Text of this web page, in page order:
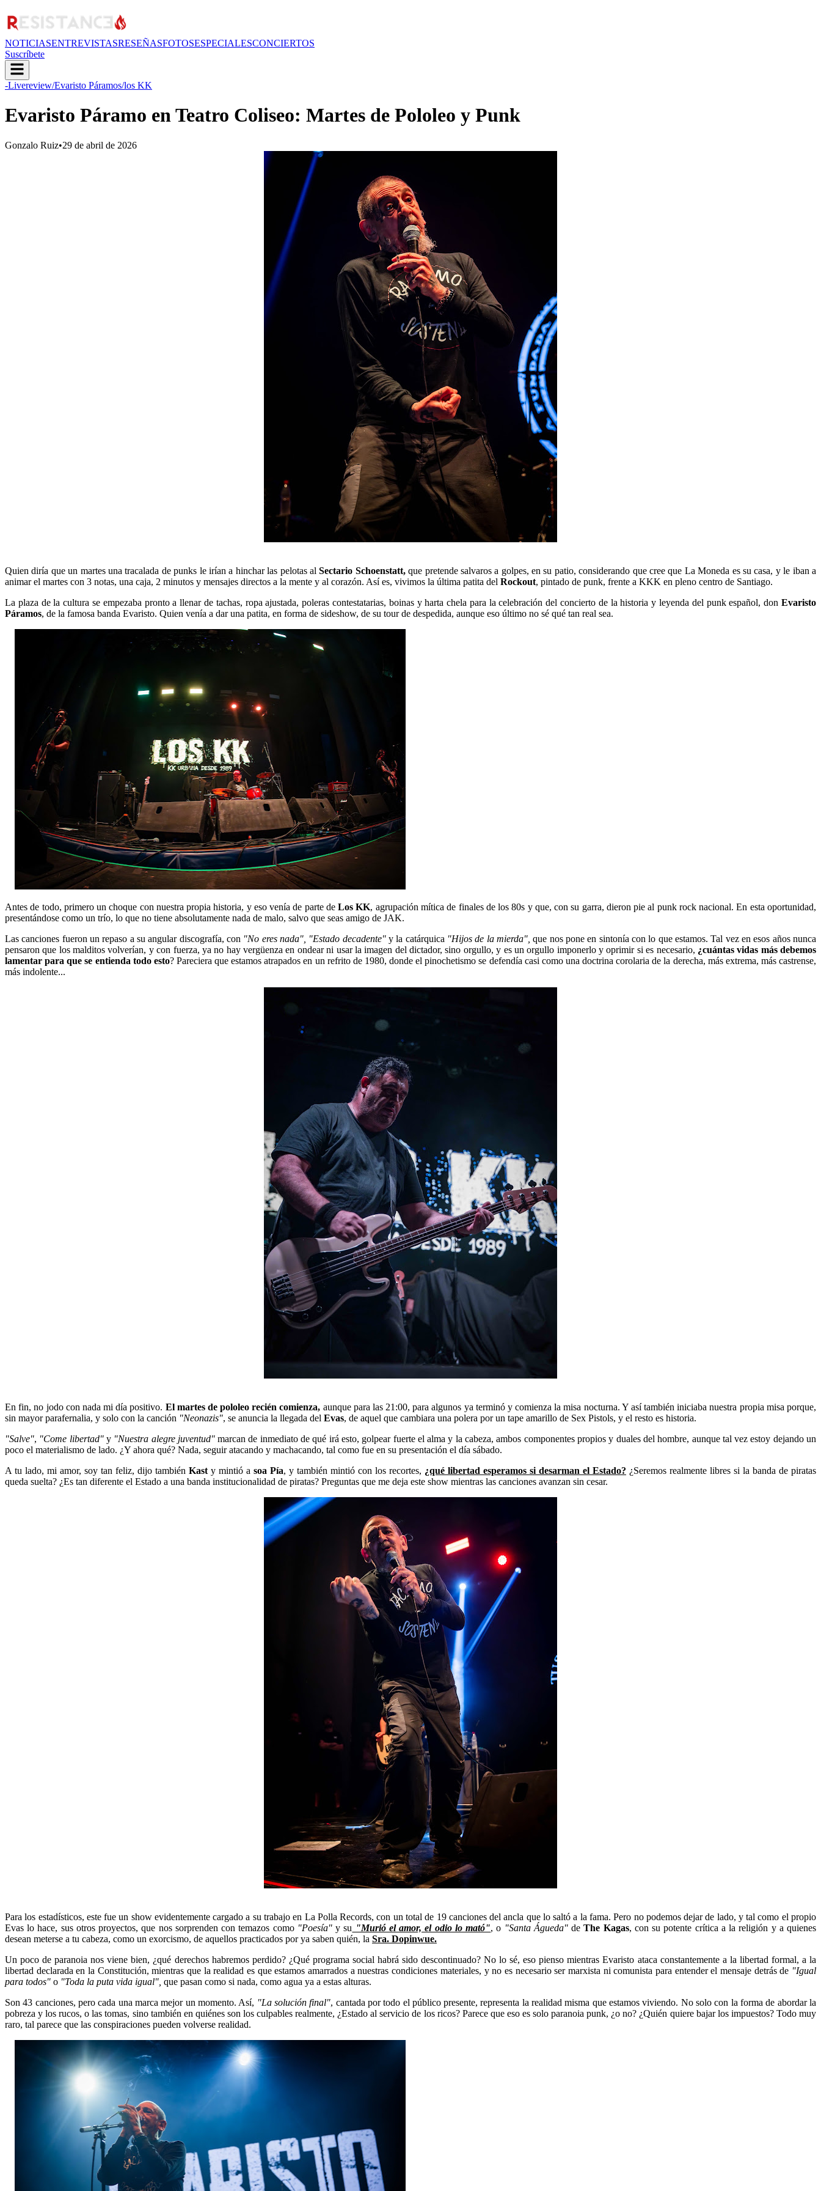
NOTICIASENTREVISTASRESEÑASFOTOSESPECIALESCONCIERTOS
Suscríbete
-Livereview/Evaristo Páramos/los KK
Evaristo Páramo en Teatro Coliseo: Martes de Pololeo y Punk
Gonzalo Ruiz•29 de abril de 2026
Quien diría que un martes una tracalada de punks le irían a hinchar las pelotas alSectario Schoenstatt,que pretende salvaros a golpes, en su patio, considerando que cree que La Moneda es su casa, y le iban a
animar el martes con 3 notas, una caja, 2 minutos y mensajes directos a la mente y al corazón. Así es, vivimos la última patita del Rockout, pintado de punk, frente a KKK en pleno centro de Santiago.
La plaza de la cultura se empezaba pronto a llenar de tachas, ropa ajustada, poleras contestatarias, boinas y harta chela para la celebración del concierto de la historia y leyenda del punk español, don Evaristo
Páramos, de la famosa banda Evaristo. Quien venía a dar una patita, en forma de sideshow, de su tour de despedida, aunque eso último no sé qué tan real sea.
Antes de todo, primero un choque con nuestra propia historia, y eso venía de parte deLos KK, agrupación mítica de finales de los 80s y que, con su garra, dieron pie al punk rock nacional. En esta oportunidad,
presentándose como un trío, lo que no tiene absolutamente nada de malo, salvo que seas amigo de JAK.
Las canciones fueron un repaso a su angular discografía, con "No eres nada", "Estado decadente"y la catárquica "Hijos de la mierda",que nos pone en sintonía con lo que estamos. Tal vez en esos años nunca
pensaron que los malditos volverían, y con fuerza, ya no hay vergüenza en ondear ni usar la imagen del dictador, sino orgullo, y es un orgullo imponerlo y oprimir si es necesario, ¿cuántas vidas más debemos
lamentar para que se entienda todo esto? Pareciera que estamos atrapados en un refrito de 1980, donde el pinochetismo se defendía casi como una doctrina corolaria de la derecha, más extrema, más castrense,
más indolente...
En fin, no jodo con nada mi día positivo. El martes de pololeo recién comienza, aunque para las 21:00, para algunos ya terminó y comienza la misa nocturna. Y así también iniciaba nuestra propia misa porque,
sin mayor parafernalia, y solo con la canción "Neonazis", se anuncia la llegada del Evas, de aquel que cambiara una polera por un tape amarillo de Sex Pistols, y el resto es historia.
"Salve", "Come libertad" y"Nuestra alegre juventud"marcan de inmediato de qué irá esto, golpear fuerte el alma y la cabeza, ambos componentes propios y duales del hombre, aunque tal vez estoy dejando un
poco el materialismo de lado. ¿Y ahora qué? Nada, seguir atacando y machacando, tal como fue en su presentación el día sábado.
A tu lado, mi amor, soy tan feliz, dijo también Kast y mintió a soa Pía, y también mintió con los recortes, ¿qué libertad esperamos si desarman el Estado? ¿Seremos realmente libres si la banda de piratas
queda suelta? ¿Es tan diferente el Estado a una banda institucionalidad de piratas? Preguntas que me deja este show mientras las canciones avanzan sin cesar.
Para los estadísticos, este fue un show evidentemente cargado a su trabajo en La Polla Records, con un total de 19 canciones del ancla que lo saltó a la fama. Pero no podemos dejar de lado, y tal como el propio
Evas lo hace, sus otros proyectos, que nos sorprenden con temazos como"Poesía"y su "Murió el amor, el odio lo mató", o "Santa Águeda"deThe Kagas, con su potente crítica a la religión y a quienes
desean meterse a tu cabeza, como un exorcismo, de aquellos practicados por ya saben quién, la Sra. Dopinwue.
Un poco de paranoia nos viene bien, ¿qué derechos habremos perdido? ¿Qué programa social habrá sido descontinuado? No lo sé, eso pienso mientras Evaristo ataca constantemente a la libertad formal, a la
libertad declarada en la Constitución, mientras que la realidad es que estamos amarrados a nuestras condiciones materiales, y no es necesario ser marxista ni comunista para entender el mensaje detrás de "Igual
para todos" o "Toda la puta vida igual", que pasan como si nada, como agua ya a estas alturas.
Son 43 canciones, pero cada una marca mejor un momento. Así, "La solución final", cantada por todo el público presente, representa la realidad misma que estamos viviendo. No solo con la forma de abordar la
pobreza y los rucos, o las tomas, sino también en quiénes son los culpables realmente, ¿Estado al servicio de los ricos? Parece que eso es solo paranoia punk, ¿o no? ¿Quién quiere bajar los impuestos? Todo muy
raro, tal parece que las conspiraciones pueden volverse realidad.